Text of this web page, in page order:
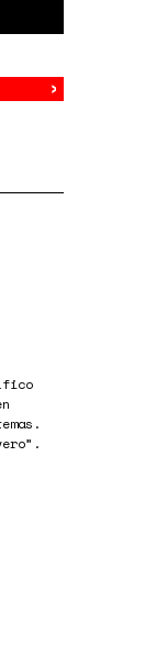
›